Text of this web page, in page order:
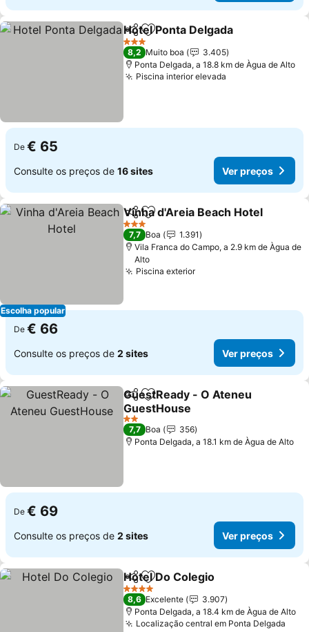
PartilharAdicionar aos favoritos
Hotel Ponta Delgada
3 Estrelas
8,2 Muito boa
3.405
Ponta Delgada, a 18.8 km de Àgua de Alto
Piscina interior elevada
De € 65
Consulte os preços de 16 sites Ver preços
Escolha popular
PartilharAdicionar aos favoritos
Vinha d'Areia Beach Hotel
3 Estrelas
7,7 Boa
1.391
Vila Franca do Campo, a 2.9 km de Àgua de
Alto
Piscina exterior
De € 66
Consulte os preços de 2 sites Ver preços
PartilharAdicionar aos favoritos
GuestReady - O Ateneu
GuestHouse
2 Estrelas
7,7 Boa
356
Ponta Delgada, a 18.1 km de Àgua de Alto
De € 69
Consulte os preços de 2 sites Ver preços
PartilharAdicionar aos favoritos
Hotel Do Colegio
4 Estrelas
8,6 Excelente
3.907
Ponta Delgada, a 18.4 km de Àgua de Alto
Localização central em Ponta Delgada